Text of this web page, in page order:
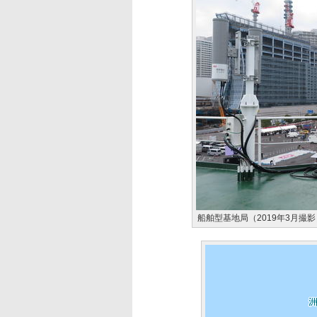
船舶型基地局（2019年3月撮影